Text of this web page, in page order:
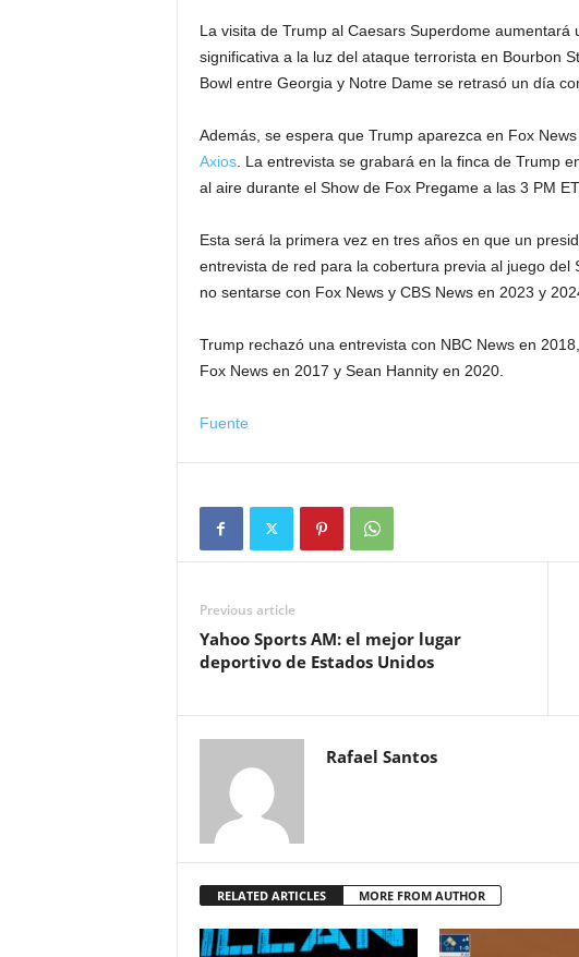
La visita de Trump al Caesars Superdome
significativa a la luz del ataque terrorista en Bourbon
Bowl entre Georgia y Notre Dame se retrasó un día
Además, se espera que Trump aparezca en Fox
Axios. La entrevista se grabará en la finca de Trump
al aire durante el Show de Fox Pregame a las 3 PM ET.
Esta será la primera vez en tres años en que un
entrevista de red para la cobertura previa al juego del
no sentarse con Fox News y CBS News en 2023 y
Trump rechazó una entrevista con NBC News en
Fox News en 2017 y Sean Hannity en 2020.
Fuente
Previous article
Yahoo Sports AM: el mejor lugar
deportivo de Estados Unidos
Rafael Santos
RELATED ARTICLES MORE FROM AUTHOR